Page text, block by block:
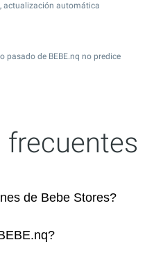
actualización automática
pasado de BEBE.nq no predice
frecuentes
de Bebe Stores?